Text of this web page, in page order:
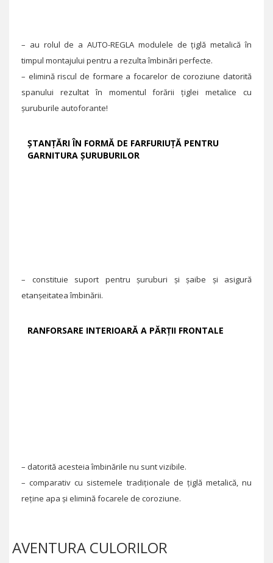
– au rolul de a AUTO-REGLA modulele de țiglă metalică în
timpul montajului pentru a rezulta îmbinări perfecte.
– elimină riscul de formare a focarelor de coroziune datorită
spanului rezultat în momentul forării țiglei metalice cu
șuruburile autoforante!
ȘTANȚĂRI ÎN FORMĂ DE FARFURIUȚĂ PENTRU
GARNITURA ȘURUBURILOR
– constituie suport pentru șuruburi și șaibe şi asigură
etanșeitatea îmbinării.
RANFORSARE INTERIOARĂ A PĂRȚII FRONTALE
– datorită acesteia îmbinările nu sunt vizibile.
– comparativ cu sistemele tradiționale de țiglă metalică, nu
reține apa și elimină focarele de coroziune.
AVENTURA CULORILOR